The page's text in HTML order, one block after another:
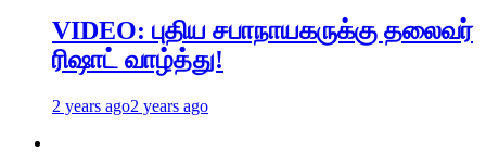
VIDEO: புதிய சபாநாயகருக்கு தலைவர்
ரிஷாட் வாழ்த்து!
2 years ago2 years ago